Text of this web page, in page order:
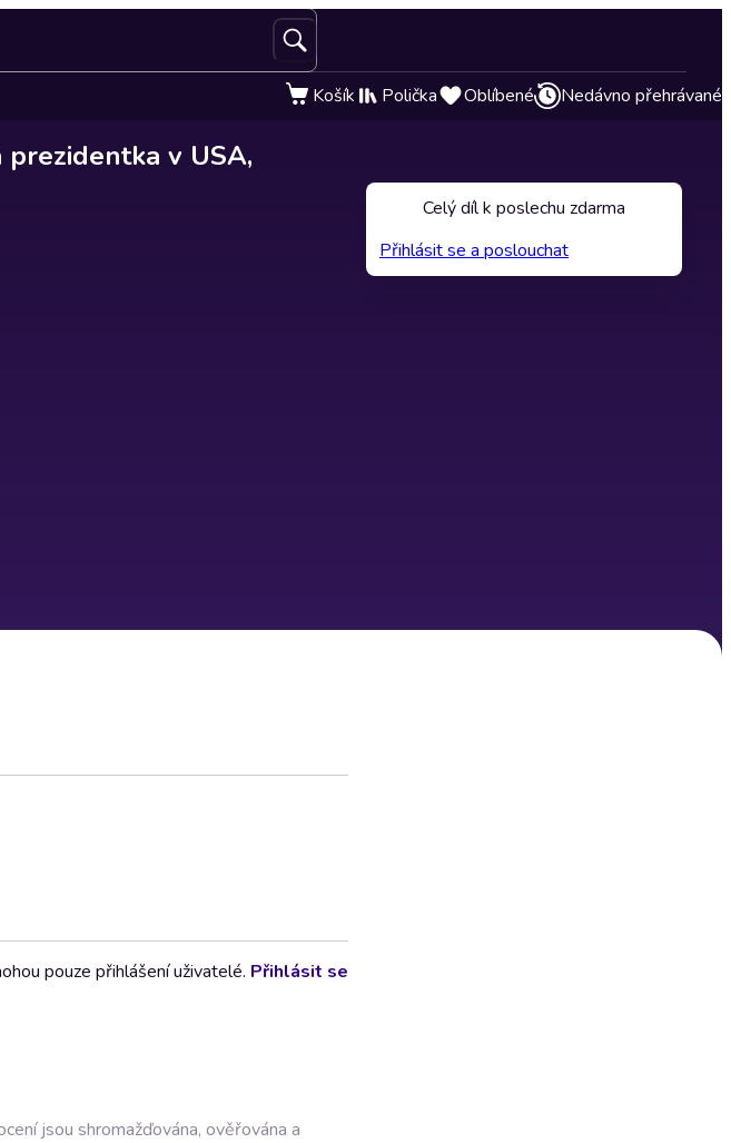
Košík Polička Oblíbené Nedávno přehrávané
v USA,
pouze přihlášení uživatelé. Přihlásit se
jsou shromažďována, ověřována a
Celý díl k poslechu zdarma
Přihlásit se a poslouchat